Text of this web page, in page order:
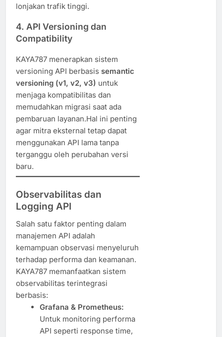
lonjakan trafik tinggi.
4. API Versioning dan
Compatibility
KAYA787 menerapkan sistem
versioning API berbasis semantic
versioning (v1, v2, v3) untuk
menjaga kompatibilitas dan
memudahkan migrasi saat ada
pembaruan layanan.Hal ini penting
agar mitra eksternal tetap dapat
menggunakan API lama tanpa
terganggu oleh perubahan versi
baru.
Observabilitas dan
Logging API
Salah satu faktor penting dalam
manajemen API adalah
kemampuan observasi menyeluruh
terhadap performa dan keamanan.
KAYA787 memanfaatkan sistem
observabilitas terintegrasi
berbasis:
Grafana & Prometheus:
Untuk monitoring performa
API seperti response time,